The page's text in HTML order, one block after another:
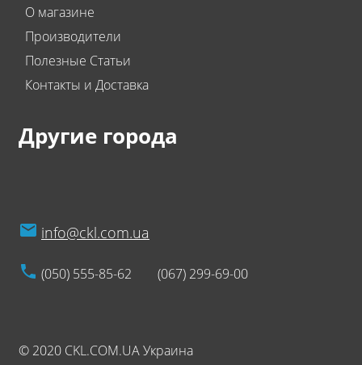
О магазине
Производители
Полезные Статьи
Контакты и Доставка
Другие города
info@ckl.com.ua
(050) 555-85-62 (067) 299-69-00
© 2020 CKL.COM.UA Украина